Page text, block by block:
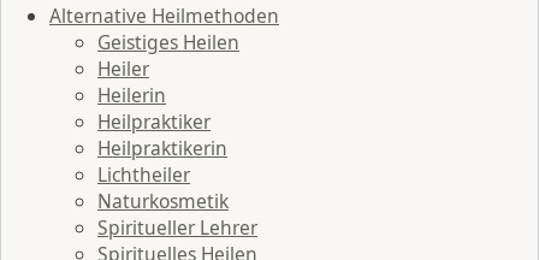
Alternative Heilmethoden
Geistiges Heilen
Heiler
Heilerin
Heilpraktiker
Heilpraktikerin
Lichtheiler
Naturkosmetik
Spiritueller Lehrer
Spirituelles Heilen